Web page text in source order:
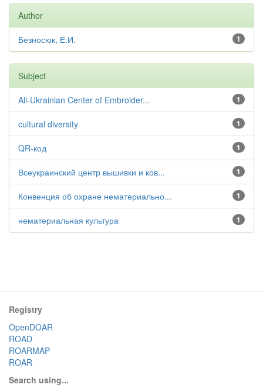
Author
1
Безносюк, Е.И.
Subject
1
All-Ukrainian Center of Embroider...
1
cultural diversity
1
QR-код
1
Всеукраинский центр вышивки и ков...
1
Конвенция об охране нематериально...
1
нематериальная культура
Registry
OpenDOAR
ROAD
ROARMAP
ROAR
Search using...